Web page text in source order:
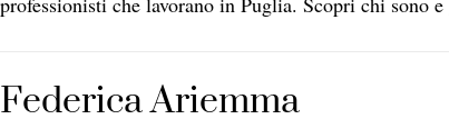
Federica Ariemma